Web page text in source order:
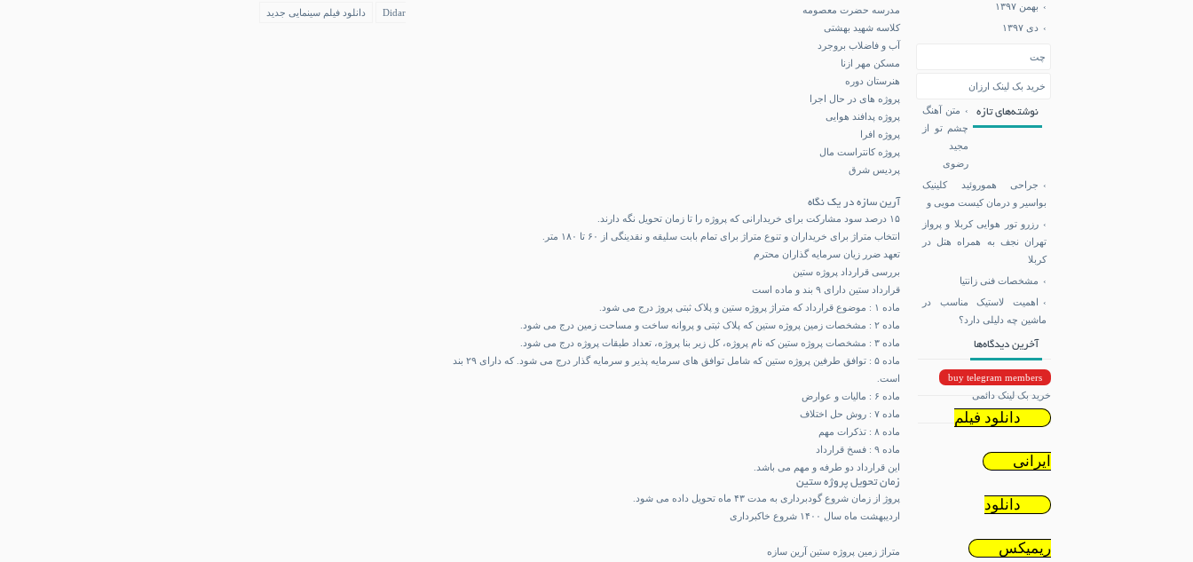
مدرسه حضرت معصومه
کلاسه شهید بهشتی
آب و فاضلاب بروجرد
مسکن مهر ازنا
هنرستان دوره
پروژه های در حال اجرا
پروژه پدافند هوایی
پروژه افرا
پروژه کانتراست مال
پردیس شرق
آرین سازه در یک نگاه
۱۵ درصد سود مشارکت برای خریدارانی که پروژه را تا زمان تحویل نگه دارند.
انتخاب متراژ برای خریداران و تنوع متراژ برای تمام بابت سلیقه و نقدینگی از ۶۰ تا ۱۸۰ متر.
​​​​​​​تعهد ضرر زیان سرمایه گذاران محترم
بررسی قرارداد پروژه ستین
قرارداد ستین دارای ۹ بند و ماده است
ماده ۱ : موضوع قرارداد که متراژ پروژه ستین و پلاک ثبتی پروژ درج می شود.
ماده ۲ : مشخصات زمین پروژه ستین که پلاک ثبتی و پروانه ساخت و مساحت زمین درج می شود.
ماده ۳ : مشخصات پروژه ستین که نام پروژه، کل زیر بنا پروژه، تعداد طبقات پروژه درج می شود.
ماده ۵ : توافق طرفین پروژه ستین که شامل توافق های سرمایه پذیر و سرمایه گذار درج می شود. که دارای ۲۹ بند
است.
ماده ۶ : مالیات و عوارض
ماده ۷ : روش حل اختلاف
ماده ۸ : تذکرات مهم
ماده ۹ : فسخ قرارداد
این قرارداد دو طرفه و مهم می باشد.
زمان تحویل پروژه ستین
پروژ از زمان شروع گودبرداری به مدت ۴۳ ماه تحویل داده می شود.
اردیبهشت ماه سال ۱۴۰۰ شروع خاکبرداری
متراژ زمین پروژه ستین آرین سازه
بهمن ۱۳۹۷
دی ۱۳۹۷
چت
خرید بک لینک ارزان
نوشته‌های تازه
متن آهنگ
چشم تو از
مجید
رضوی
جراحی هموروئید کلینیک
بواسیر و درمان کیست مویی و
رزرو تور هوایی کربلا و پرواز
تهران نجف به همراه هتل در
کربلا
مشخصات فنی زانتیا
اهمیت لاستیک مناسب در
ماشین چه دلیلی دارد؟
آخرین دیدگاه‌ها
buy telegram members
خرید بک لینک دائمی
دانلود فیلم
ایرانی
دانلود
ریمیکس
Didar دانلود فیلم سینمایی جدید